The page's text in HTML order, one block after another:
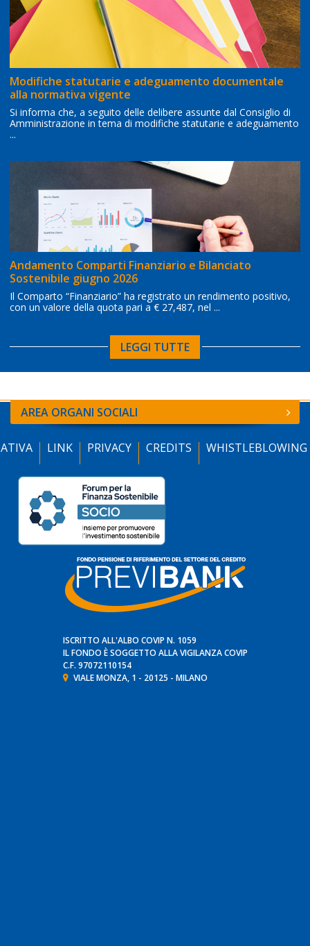
Modifiche statutarie e adeguamento documentale
alla normativa vigente
Si informa che, a seguito delle delibere assunte dal Consiglio di
Amministrazione in tema di modifiche statutarie e adeguamento
...
Andamento Comparti Finanziario e Bilanciato
Sostenibile giugno 2026
Il Comparto “Finanziario” ha registrato un rendimento positivo,
con un valore della quota pari a € 27,487, nel ...
LEGGI TUTTE
ISCRITTO ALL'ALBO COVIP N. 1059
IL FONDO È SOGGETTO ALLA VIGILANZACOVIP
C.F. 97072110154
VIALE MONZA, 1 - 20125 - MILANO
AREA ORGANI SOCIALI
LINK PRIVACY CREDITS WHISTLEBLOWING